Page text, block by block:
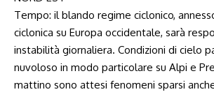
Tempo: il blando regime ciclonico,
ciclonica su Europa occidentale, sarà
instabilità giornaliera. Condizioni di cielo
nuvoloso in modo particolare su Alpi e
mattino sono attesi fenomeni sparsi